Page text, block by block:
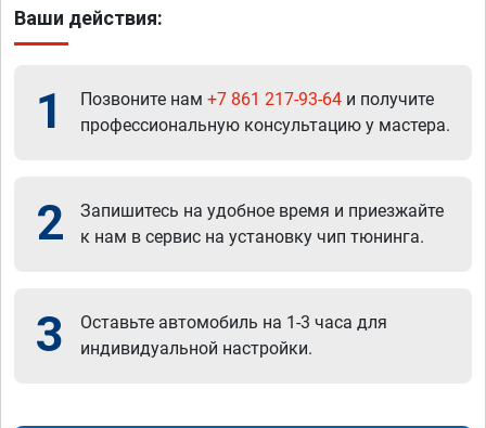
Ваши действия:
1 Позвоните нам +7 861 217-93-64 и получите
профессиональную консультацию у мастера.
2
Запишитесь на удобное время и приезжайте
к нам в сервис на установку чип тюнинга.
3
Оставьте автомобиль на 1-3 часа для
индивидуальной настройки.